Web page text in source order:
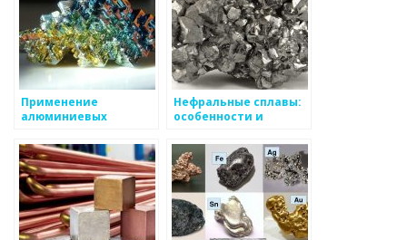
Применение
алюминиевых
космической
промышленности
Нефральные сплавы:
особенности и